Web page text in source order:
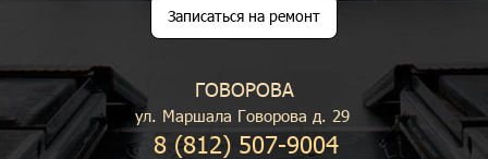
Записаться на ремонт
ГОВОРОВА
ул. Маршала Говорова д. 29
8 (812) 507-9004